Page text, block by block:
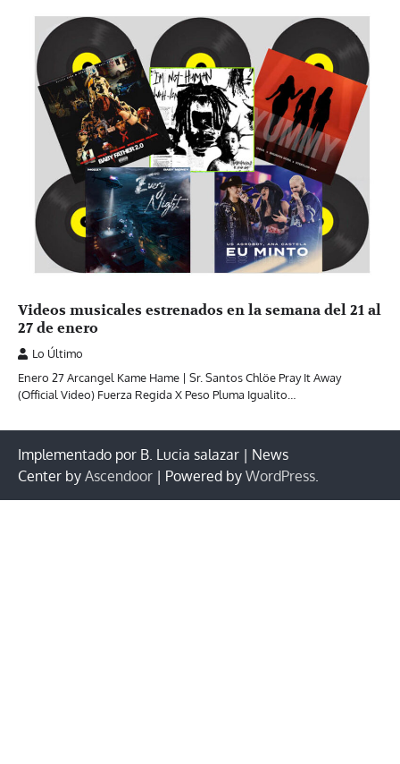
Videos musicales estrenados en la semana del 21 al
27 de enero
Lo Último
Enero 27 Arcangel Kame Hame | Sr. Santos Chlöe Pray It Away
(Official Video) Fuerza Regida X Peso Pluma Igualito…
Implementado por B. Lucia salazar | News
Center by Ascendoor | Powered by WordPress